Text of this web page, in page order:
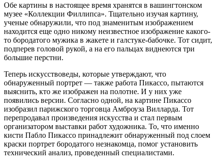
Обе картины в настоящее время хранятся в вашингтонском
музее «Коллекции Филлипса». Тщательно изучая картину,
ученые обнаружили, что под знаменитым изображением
находится еще одно никому неизвестное изображение какого-
то бородатого мужика в жакете и галстуке-бабочке. Тот сидит,
подперев головой рукой, а на его пальцах виднеются три
большие перстни.
Теперь искусствоведы, которые утверждают, что
обнаруженный портрет — также работа Пикассо, пытаются
выяснить, кто же изображен на полотне. И у них уже
появились версии. Согласно одной, на картине Пикассо
изобразил парижского торговца Амброуза Вилларда. Тот
перепродавал произведения искусства и стал первым
организатором выставки работ художника. То, что именно
кисти Пабло Пикассо принадлежит обнаруженный под слоем
краски портрет бородатого незнакомца, помог установить
технический анализ, проведенный специалистами.